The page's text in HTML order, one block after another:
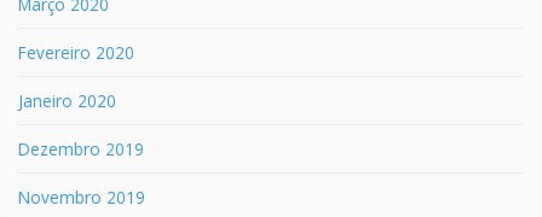
Fevereiro 2020
Janeiro 2020
Dezembro 2019
Novembro 2019